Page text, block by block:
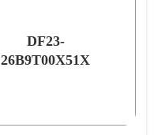
DF23-
26B9T00X51X